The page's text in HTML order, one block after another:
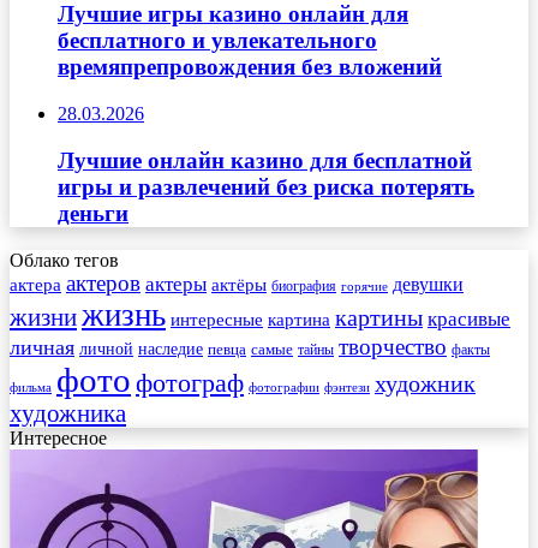
Лучшие игры казино онлайн для
бесплатного и увлекательного
времяпрепровождения без вложений
28.03.2026
Лучшие онлайн казино для бесплатной
игры и развлечений без риска потерять
деньги
Облако тегов
актера актеров актеры актёры биография горячие девушки
жизнижизнь интересные картина картины красивые
личная личной наследие певца самые тайны творчество факты
фильма фото фотограф фотографии фэнтези художник
художника
Интересное